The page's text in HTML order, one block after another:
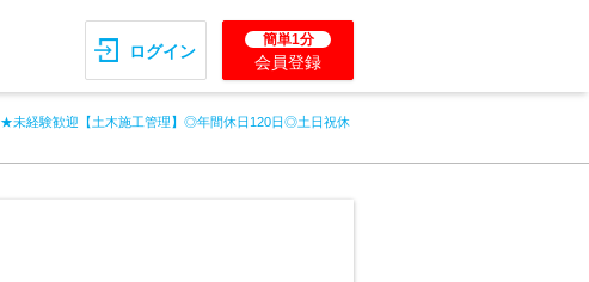
ログイン
簡単1分
会員登録
★未経験歓迎【土木施工管理】◎年間休日120日◎土日祝休